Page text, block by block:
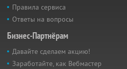
Правила сервиса
Ответы на вопросы
Бизнес-Партнёрам
Давайте сделаем акцию!
Заработайте, как Вебмастер